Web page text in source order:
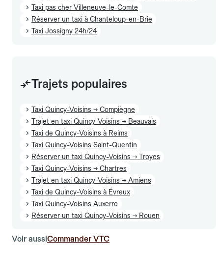
Taxi pas cher Villeneuve-le-Comte
Réserver un taxi à Chanteloup-en-Brie
Taxi Jossigny 24h/24
Trajets populaires
Taxi Quincy-Voisins → Compiègne
Trajet en taxi Quincy-Voisins → Beauvais
Taxi de Quincy-Voisins à Reims
Taxi Quincy-Voisins Saint-Quentin
Réserver un taxi Quincy-Voisins → Troyes
Taxi Quincy-Voisins → Chartres
Trajet en taxi Quincy-Voisins → Amiens
Taxi de Quincy-Voisins à Évreux
Taxi Quincy-Voisins Auxerre
Réserver un taxi Quincy-Voisins → Rouen
Voir aussiCommander VTC